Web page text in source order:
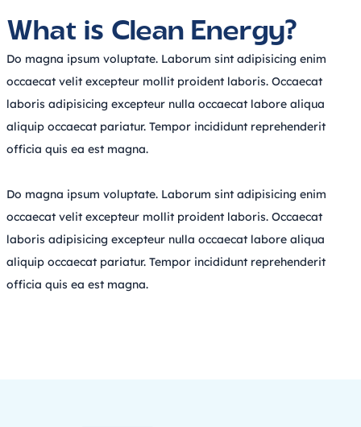
What is Clean Energy?
Do magna ipsum voluptate. Laborum sint adipisicing enim
occaecat velit excepteur mollit proident laboris. Occaecat
laboris adipisicing excepteur nulla occaecat labore aliqua
aliquip occaecat pariatur. Tempor incididunt reprehenderit
officia quis ea est magna.
Do magna ipsum voluptate. Laborum sint adipisicing enim
occaecat velit excepteur mollit proident laboris. Occaecat
laboris adipisicing excepteur nulla occaecat labore aliqua
aliquip occaecat pariatur. Tempor incididunt reprehenderit
officia quis ea est magna.